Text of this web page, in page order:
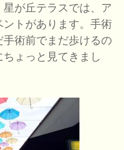
が丘テラスでは、ア
トがあります。手術
術前でまだ歩けるの
ょっと見てきまし